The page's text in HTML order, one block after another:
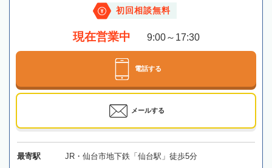
初回相談無料
現在営業中 9:00～17:30
電話する
メールする
最寄駅 JR・仙台市地下鉄「仙台駅」徒歩5分